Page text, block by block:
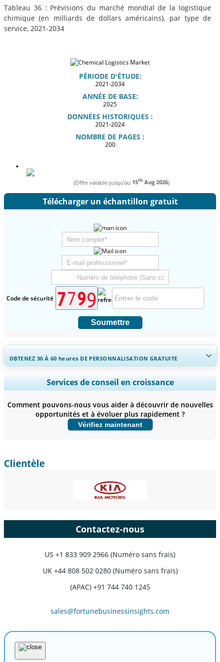
Tableau 36 : Prévisions du marché mondial de la logistique
chimique (en milliards de dollars américains), par type de
service, 2021-2034
PÉRIODE D'ÉTUDE:
2021-2034
ANNÉE DE BASE:
2025
DONNÉES HISTORIQUES :
2021-2024
NOMBRE DE PAGES :
200
(Offre valable jusqu’au 15thAug 2026)
Télécharger un échantillon gratuit
Code de sécurité
Soumettre
OBTENEZ 30 À 60heures DE PERSONNALISATION GRATUITE
Ampliar a cobertura regional e por país, Análise de segmentos,
Perfis de empresas, Benchmarking competitivo, e insights sobre o
Personnaliser maintenant
Services de conseil en croissance
Comment pouvons-nous vous aider à découvrir de nouvelles
opportunités et à évoluer plus rapidement ?
Vérifiez maintenant
Clientèle
Contactez-nous
US +1 833 909 2966 (Numéro sans frais)
UK +44 808 502 0280 (Numéro sans frais)
(APAC) +91 744 740 1245
sales@fortunebusinessinsights.com